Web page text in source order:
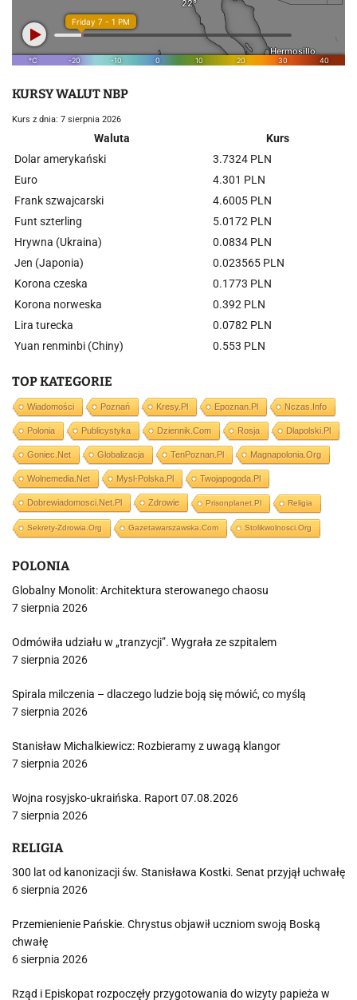
KURSY WALUT NBP
Kurs z dnia: 7 sierpnia 2026
Waluta
Kurs
Dolar amerykański
3.7324 PLN
Euro
4.301 PLN
Frank szwajcarski
4.6005 PLN
Funt szterling
5.0172 PLN
Hrywna (Ukraina)
0.0834 PLN
Jen (Japonia)
0.023565 PLN
Korona czeska
0.1773 PLN
Korona norweska
0.392 PLN
Lira turecka
0.0782 PLN
Yuan renminbi (Chiny)
0.553 PLN
TOP KATEGORIE
Wiadomości Poznań Kresy.pl Epoznan.pl Nczas.info
Polonia Publicystyka Dziennik.com Rosja Dlapolski.pl
Goniec.net Globalizacja TenPoznan.pl Magnapolonia.org
Wolnemedia.net Mysl-Polska.pl Twojapogoda.pl
Dobrewiadomosci.net.pl Zdrowie Prisonplanet.pl Religia
Sekrety-Zdrowia.org Gazetawarszawska.com Stolikwolnosci.org
POLONIA
Globalny Monolit: Architektura sterowanego chaosu
7 sierpnia 2026
Odmówiła udziału w „tranzycji”. Wygrała ze szpitalem
7 sierpnia 2026
Spirala milczenia – dlaczego ludzie boją się mówić, co myślą
7 sierpnia 2026
Stanisław Michalkiewicz: Rozbieramy z uwagą klangor
7 sierpnia 2026
Wojna rosyjsko-ukraińska. Raport 07.08.2026
7 sierpnia 2026
RELIGIA
300 lat od kanonizacji św. Stanisława Kostki. Senat przyjął uchwałę
6 sierpnia 2026
Przemienienie Pańskie. Chrystus objawił uczniom swoją Boską
chwałę
6 sierpnia 2026
Rząd i Episkopat rozpoczęły przygotowania do wizyty papieża w